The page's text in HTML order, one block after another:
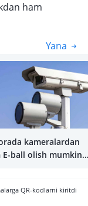
ham
Yana
kameralardan
E-ball olish mumkin
QR-kodlarni kiritdi